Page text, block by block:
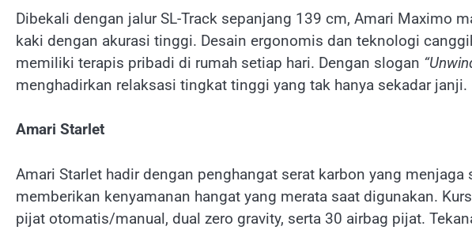
Dibekali dengan jalur SL-Track sepanjang 139 cm, Amari Maximo
kaki dengan akurasi tinggi. Desain ergonomis dan teknologi
memiliki terapis pribadi di rumah setiap hari. Dengan slogan
menghadirkan relaksasi tingkat tinggi yang tak hanya sekadar janji.
Amari Starlet
Amari Starlet hadir dengan penghangat serat karbon yang menjaga
memberikan kenyamanan hangat yang merata saat digunakan.
pijat otomatis/manual, dual zero gravity, serta 30 airbag pijat.